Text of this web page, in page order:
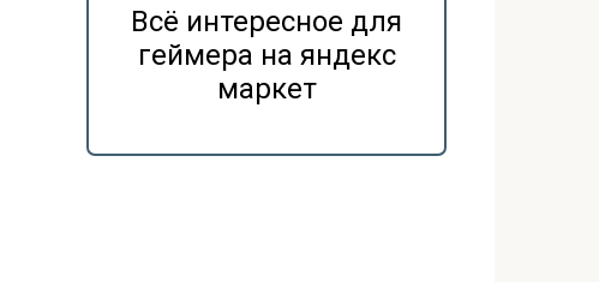
Всё интересное для
геймера на яндекс
маркет